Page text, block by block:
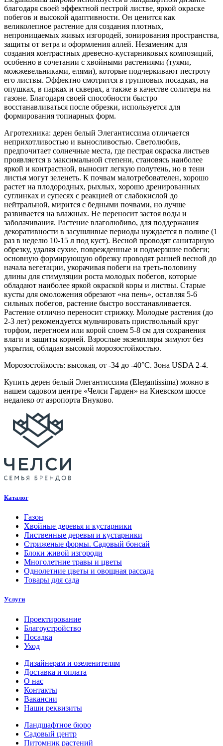
благодаря своей эффектной пестрой листве, яркой окраске
побегов и высокой адаптивности. Он ценится как
великолепное растение для создания плотных,
непроницаемых живых изгородей, зонирования пространства,
защиты от ветра и оформления аллей. Незаменим для
создания контрастных древесно-кустарниковых композиций,
особенно в сочетании с хвойными растениями (туями,
можжевельниками, елями), которые подчеркивают пестроту
его листвы. Эффектно смотрится в групповых посадках, на
опушках, в парках и скверах, а также в качестве солитера на
газоне. Благодаря своей способности быстро
восстанавливаться после обрезки, используется для
формирования топиарных форм.
Агротехника: дерен белый Элегантиссима отличается
неприхотливостью и выносливостью. Светолюбив,
предпочитает солнечные места, где пестрая окраска листьев
проявляется в максимальной степени, становясь наиболее
яркой и контрастной, выносит легкую полутень, но в тени
листья могут зеленеть. К почвам малотребователен, хорошо
растет на плодородных, рыхлых, хорошо дренированных
суглинках и супесях с реакцией от слабокислой до
нейтральной, мирится с бедными почвами, но лучше
развивается на влажных. Не переносит застоя воды и
заболачивания. Растение влаголюбиво, для поддержания
декоративности в засушливые периоды нуждается в поливе (1
раз в неделю 10-15 л под куст). Весной проводят санитарную
обрезку, удаляя сухие, поврежденные и подмерзшие побеги;
основную формирующую обрезку проводят ранней весной до
начала вегетации, укорачивая побеги на треть-половину
длины для стимуляции роста молодых побегов, которые
обладают наиболее яркой окраской коры и листвы. Старые
кусты для омоложения обрезают «на пень», оставляя 5-6
сильных побегов, растение быстро восстанавливается.
Растение отлично переносит стрижку. Молодые растения (до
2-3 лет) рекомендуется мульчировать приствольный круг
торфом, перегноем или корой слоем 5-8 см для сохранения
влаги и защиты корней. Взрослые экземпляры зимуют без
укрытия, обладая высокой морозостойкостью.
Морозостойкость: высокая, от -34 до -40°C. Зона USDA 2-4.
Купить дерен белый Элегантиссима (Elegantissima) можно в
нашем садовом центре «Челси Гарден» на Киевском шоссе
недалеко от аэропорта Внуково.
Каталог
Газон
Хвойные деревья и кустарники
Лиственные деревья и кустарники
Стриженые формы. Садовый бонсай
Блоки живой изгороди
Многолетние травы и цветы
Однолетние цветы и овощная рассада
Товары для сада
Услуги
Проектирование
Благоустройство
Посадка
Уход
Дизайнерам и озеленителям
Доставка и оплата
О нас
Контакты
Вакансии
Наши реквизиты
Ландшафтное бюро
Садовый центр
Питомник растений